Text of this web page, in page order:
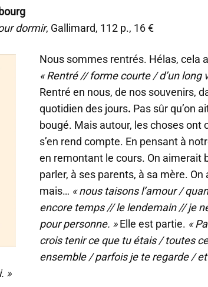
dormir, Gallimard, 112 p., 16 €
Nous sommes rentrés. Hélas, cela
« Rentré // forme courte / d’un long
Rentré en nous, de nos souvenirs,
quotidien des jours. Pas sûr qu’on
bougé. Mais autour, les choses ont
s’en rend compte. En pensant à
en remontant le cours. On aimerait
parler, à ses parents, à sa mère. On
mais… « nous taisons l’amour /
encore temps // le lendemain // je
pour personne. »Elle est partie. «
crois tenir ce que tu étais / toutes
ensemble / parfois je te regarde /
»